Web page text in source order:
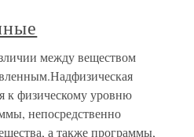
между веществом
к физическому уровню
непосредственно
а также программы,